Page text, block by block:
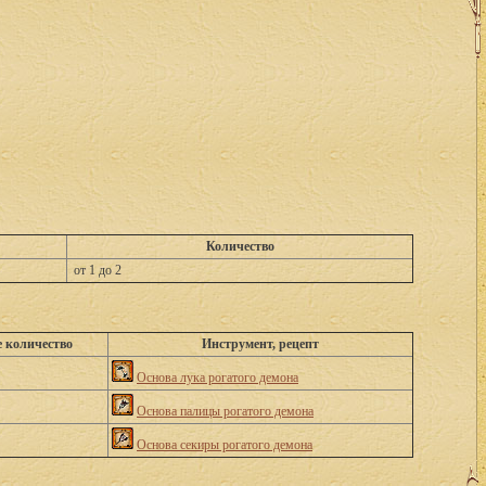
Количество
от 1 до 2
количество Инструмент, рецепт
Основа лука рогатого демона
Основа палицы рогатого демона
Основа секиры рогатого демона